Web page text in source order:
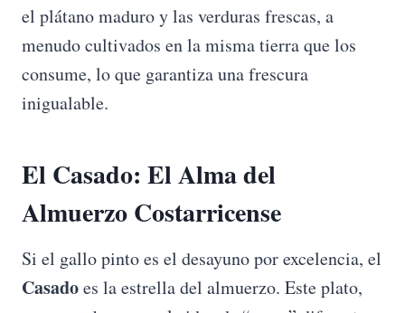
el plátano maduro y las verduras frescas, a
menudo cultivados en la misma tierra que los
consume, lo que garantiza una frescura
inigualable.
El Casado: El Alma del
Almuerzo Costarricense
Si el gallo pinto es el desayuno por excelencia, el
Casadoes la estrella del almuerzo. Este plato,